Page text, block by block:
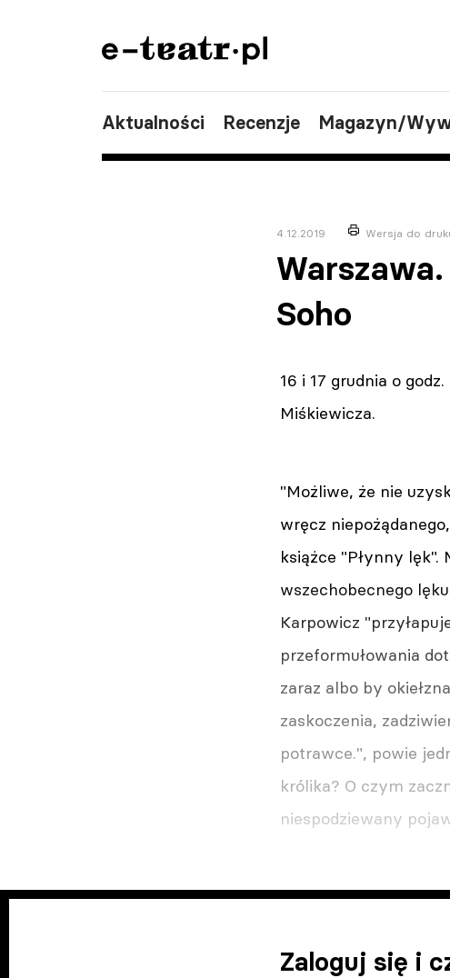
Aktualności Recenzje Magazyn/
4.12.2019 Wersja do
Soho
16 i 17 grudnia o
Miśkiewicza.
"Możliwe, że nie
wręcz
książce "Płynny lęk".
wszechobecnego
Karpowicz
przeformułowania
zaraz albo by
zaskoczenia,
potrawce.", powie
królika? O czym
niespodziewany
Zaloguj się i